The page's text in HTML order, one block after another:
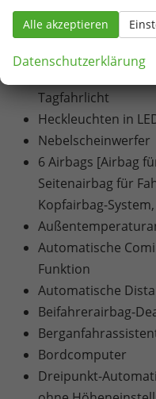
Volldigitales
Blinkleuchten in
Drittes Bremslicht,
Tagfahrlicht
Heckleuchten in
Nebelscheinwerfer
6 Airbags [Airbag
Seitenairbag für
Kopfairbag-
Automatische
Funktion
Automatische
Beifahrerairbag-
Bordcomputer
Dreipunkt-
Alle akzeptieren
Datenschutzerklärung